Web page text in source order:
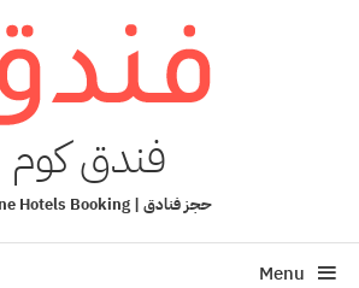
فندق كوم
حجز فنادق | Online Hotels Booking
Menu